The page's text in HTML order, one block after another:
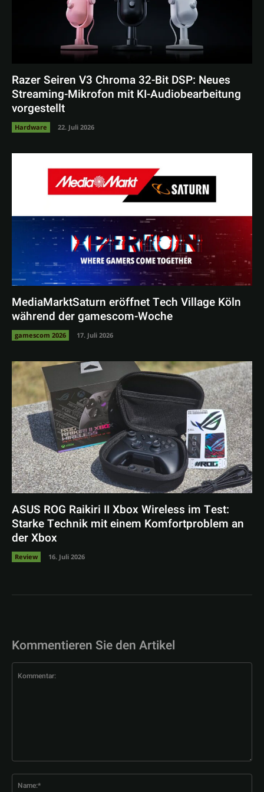
Razer Seiren V3 Chroma 32-Bit DSP: Neues
Streaming-Mikrofon mit KI-Audiobearbeitung
vorgestellt
Hardware 22. Juli 2026
MediaMarktSaturn eröffnet Tech Village Köln
während der gamescom-Woche
gamescom 2026 17. Juli 2026
ASUS ROG Raikiri II Xbox Wireless im Test:
Starke Technik mit einem Komfortproblem an
der Xbox
Review 16. Juli 2026
Kommentieren Sie den Artikel